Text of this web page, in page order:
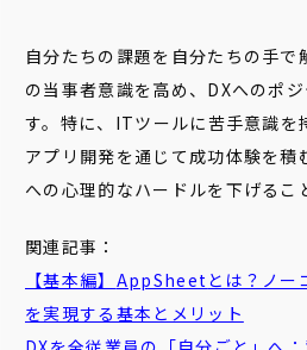
自分たちの課題を自分たちの手で
の当事者意識を高め、DXへのポ
す。特に、ITツールに苦手意識を
アプリ開発を通じて成功体験を積
への心理的なハードルを下げるこ
関連記事：
【基本編】 AppSheetとは？ノー
を実現する基本とメリット